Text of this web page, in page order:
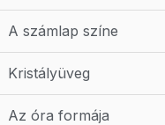
A számlap színe
Kristályüveg
Az óra formája